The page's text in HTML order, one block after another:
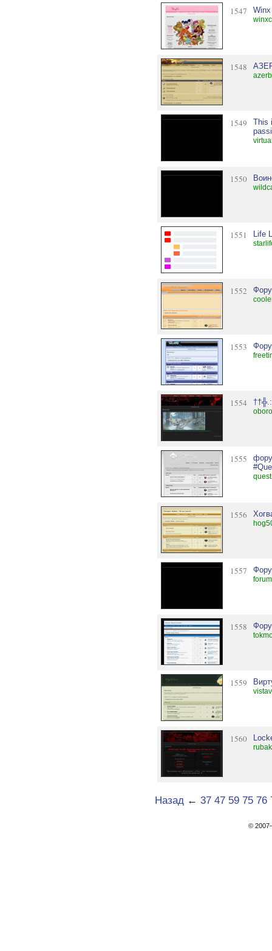
1547
1548
1549
This
1550
1551 Life
1552
1553
1554
1555
1556
1557
1558
1559
1560
Назад← 37 47 59 75 76
©